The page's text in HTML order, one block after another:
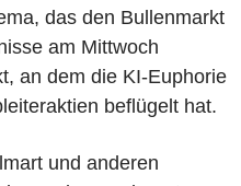
das den Bullenmarkt
am Mittwoch
an dem die KI-Euphorie
beflügelt hat.
und anderen